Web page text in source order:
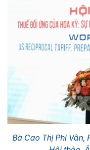
Bà Cao Thị Phi Vân,